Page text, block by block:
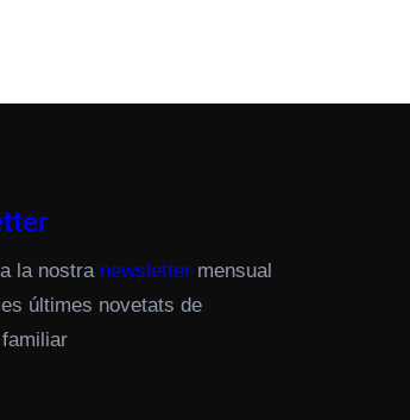
la nostra newslettermensual
últimes novetats de
familiar